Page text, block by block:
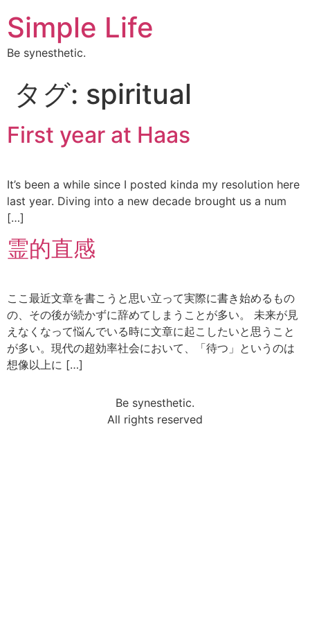
Simple Life
Be synesthetic.
タグ: spiritual
First year at Haas
It’s been a while since I posted kinda my resolution here
last year. Diving into a new decade brought us a num
[…]
霊的直感
ここ最近文章を書こうと思い立って実際に書き始めるもの
の、その後が続かずに辞めてしまうことが多い。 未来が見
えなくなって悩んでいる時に文章に起こしたいと思うこと
が多い。現代の超効率社会において、「待つ」というのは
想像以上に […]
Be synesthetic.
All rights reserved